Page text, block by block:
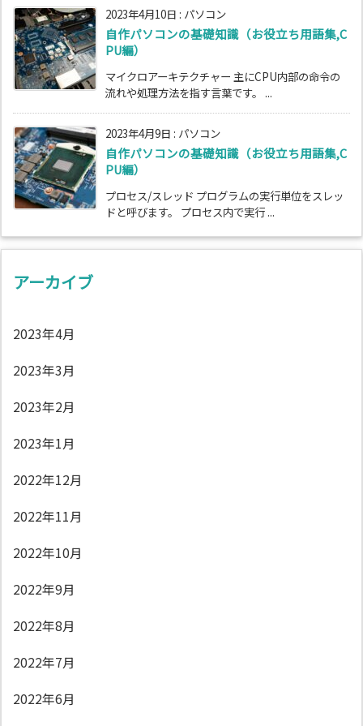
2023年4月10日 : パソコン
自作パソコンの基礎知識（お役立ち用語集,C
PU編）
マイクロアーキテクチャー 主にCPU内部の命令の
流れや処理方法を指す言葉です。 ...
2023年4月9日 : パソコン
自作パソコンの基礎知識（お役立ち用語集,C
PU編）
プロセス/スレッド プログラムの実行単位をスレッ
ドと呼びます。 プロセス内で実行 ...
アーカイブ
2023年4月
2023年3月
2023年2月
2023年1月
2022年12月
2022年11月
2022年10月
2022年9月
2022年8月
2022年7月
2022年6月